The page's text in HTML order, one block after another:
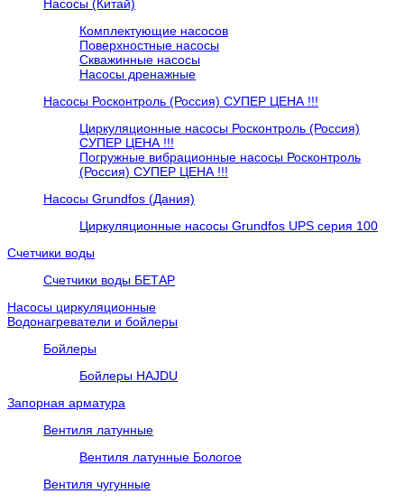
Насосы (Китай)
Комплектующие насосов
Поверхностные насосы
Скважинные насосы
Насосы дренажные
Насосы Росконтроль (Россия) СУПЕР ЦЕНА !!!
Циркуляционные насосы Росконтроль (Россия)
СУПЕР ЦЕНА !!!
Погружные вибрационные насосы Росконтроль
(Россия) СУПЕР ЦЕНА !!!
Насосы Grundfos (Дания)
Циркуляционные насосы Grundfos UPS серия 100
Счетчики воды
Счетчики воды БЕТАР
Насосы циркуляционные
Водонагреватели и бойлеры
Бойлеры
Бойлеры HAJDU
Запорная арматура
Вентиля латунные
Вентиля латунные Бологое
Вентиля чугунные